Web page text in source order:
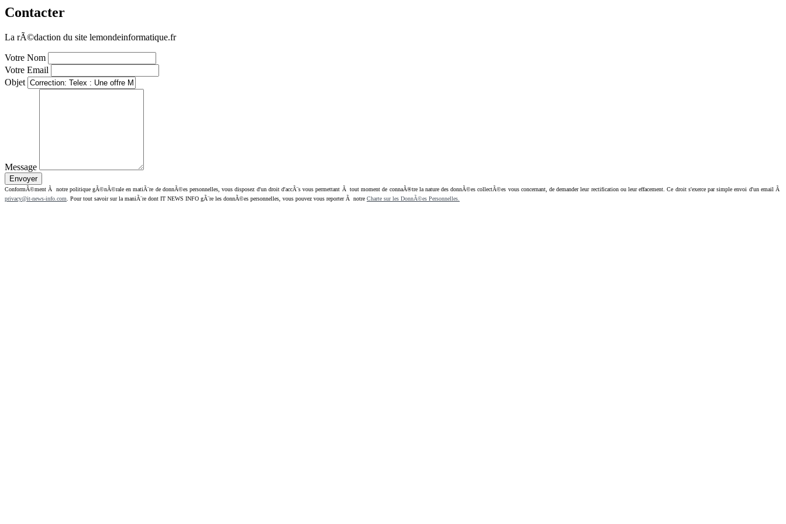
Contacter
La rÃ©daction du site lemondeinformatique.fr
Votre Nom
Votre Email
Objet
Message
ConformÃ©ment Ã notre politique gÃ©nÃ©rale en matiÃ¨re de donnÃ©es personnelles, vous disposez d'un droit d'accÃ¨s vous permettant Ã tout moment de connaÃ®tre la nature des donnÃ©es collectÃ©es vous concernant, de demander leur rectification ou leur effacement. Ce droit s'exerce par simple envoi d'un email Ã
privacy@it-news-info.com . Pour tout savoir sur la maniÃ¨re dont IT NEWS INFO gÃ¨re les donnÃ©es personnelles, vous pouvez vous reporter Ã notre Charte sur les DonnÃ©es Personnelles.